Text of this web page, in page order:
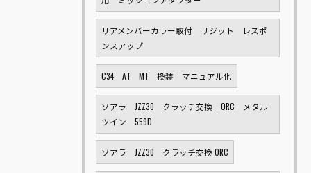
リアメンバーカラー取付 リジット レスポ
ンスアップ
C34 AT MT 換装 マニュアル化
ソアラ JZZ30 クラッチ交換 ORC メタル
ツイン 559D
ソアラ JZZ30 クラッチ交換 ORC